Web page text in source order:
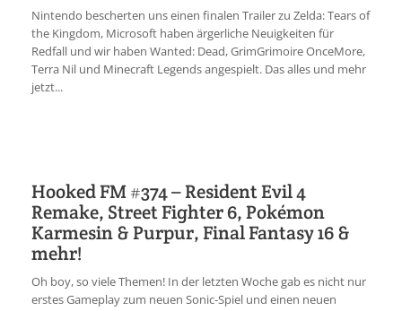
Jobs
Discord
Nintendo bescherten uns einen finalen Trailer zu Zelda: Tears of
the Kingdom, Microsoft haben ärgerliche Neuigkeiten für
Redfall und wir haben Wanted: Dead, GrimGrimoire OnceMore,
Terra Nil und Minecraft Legends angespielt. Das alles und mehr
jetzt...
Hooked FM #374 – Resident Evil 4
Remake, Street Fighter 6, Pokémon
Karmesin & Purpur, Final Fantasy 16 &
mehr!
Oh boy, so viele Themen! In der letzten Woche gab es nicht nur
erstes Gameplay zum neuen Sonic-Spiel und einen neuen